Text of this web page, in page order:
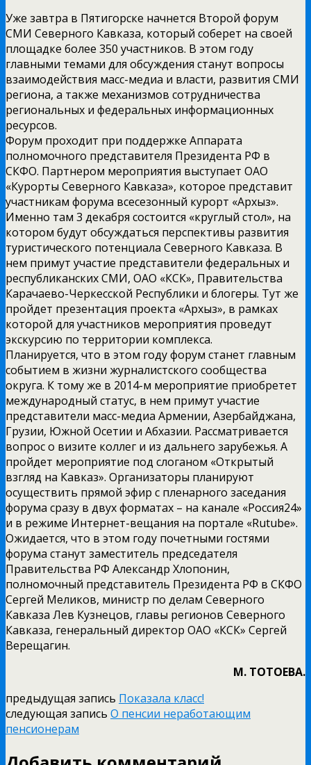
Уже завтра в Пятигорске начнется Второй форум
СМИ Северного Кавказа, который соберет на своей
площадке более 350 участников. В этом году
главными темами для обсуждения станут вопросы
взаимодействия масс-медиа и власти, развития СМИ
региона, а также механизмов сотрудничества
региональных и федеральных информационных
ресурсов.
Форум проходит при поддержке Аппарата
полномочного представителя Президента РФ в
СКФО. Партнером мероприятия выступает ОАО
«Курорты Северного Кавказа», которое представит
участникам форума всесезонный курорт «Архыз».
Именно там 3 декабря состоится «круглый стол», на
котором будут обсуждаться перспективы развития
туристического потенциала Северного Кавказа. В
нем примут участие представители федеральных и
республиканских СМИ, ОАО «КСК», Правительства
Карачаево-Черкесской Республики и блогеры. Тут же
пройдет презентация проекта «Архыз», в рамках
которой для участников мероприятия проведут
экскурсию по территории комплекса.
Планируется, что в этом году форум станет главным
событием в жизни журналистского сообщества
округа. К тому же в 2014-м мероприятие приобретет
международный статус, в нем примут участие
представители масс-медиа Армении, Азербайджана,
Грузии, Южной Осетии и Абхазии. Рассматривается
вопрос о визите коллег и из дальнего зарубежья. А
пройдет мероприятие под слоганом «Открытый
взгляд на Кавказ». Организаторы планируют
осуществить прямой эфир с пленарного заседания
форума сразу в двух форматах – на канале «Россия24»
и в режиме Интернет-вещания на портале «Rutube».
Ожидается, что в этом году почетными гостями
форума станут заместитель председателя
Правительства РФ Александр Хлопонин,
полномочный представитель Президента РФ в СКФО
Сергей Меликов, министр по делам Северного
Кавказа Лев Кузнецов, главы регионов Северного
Кавказа, генеральный директор ОАО «КСК» Сергей
Верещагин.
М. ТОТОЕВА.
предыдущая запись Показала класс!
следующая запись О пенсии неработающим
пенсионерам